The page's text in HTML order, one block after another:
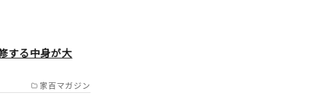
後高田市／杵築市／
九重町／玖珠郡玖珠
家百マガジン
する中身が大